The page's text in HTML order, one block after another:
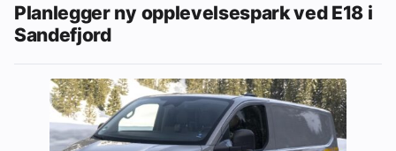
Planlegger ny opplevelsespark ved E18 i
Sandefjord